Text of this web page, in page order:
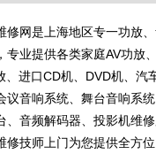
修网是上海地区专一功放
专业提供各类家庭AV功放
、进口CD机、DVD机、汽
议音响系统、舞台音响系
、音频解码器、投影机维
修技师上门为您提供全方